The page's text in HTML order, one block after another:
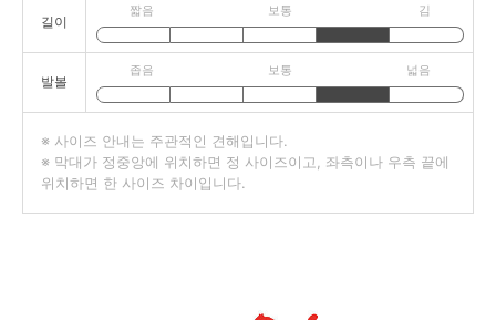
길이
짧음 보통 김
발볼
좁음 보통 넓음
※ 사이즈 안내는 주관적인 견해입니다.
※ 막대가 정중앙에 위치하면 정 사이즈이고, 좌측이나 우측 끝에
위치하면 한 사이즈 차이입니다.